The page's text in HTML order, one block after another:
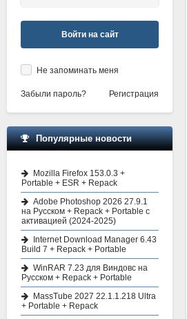
Войти на сайт
Не запоминать меня
Забыли пароль? Регистрация
Популярные новости
Mozilla Firefox 153.0.3 +
Portable + ESR + Repack
Adobe Photoshop 2026 27.9.1
на Русском + Repack + Portable с
активацией (2024-2025)
Internet Download Manager 6.43
Build 7 + Repack + Portable
WinRAR 7.23 для Виндовс на
Русском + Repack + Portable
MassTube 2027 22.1.1.218 Ultra
+ Portable + Repack